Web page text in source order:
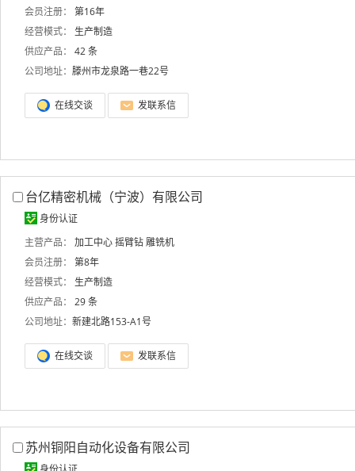
会员注册：
第16年
经营模式：
生产制造
供应产品：
42 条
公司地址： 滕州市龙泉路一巷22号
在线交谈 发联系信
台亿精密机械（宁波）有限公司
身份认证
主营产品：
加工中心摇臂钻雕铣机
会员注册：
第8年
经营模式：
生产制造
供应产品：
29 条
公司地址： 新建北路153-A1号
在线交谈 发联系信
苏州铜阳自动化设备有限公司